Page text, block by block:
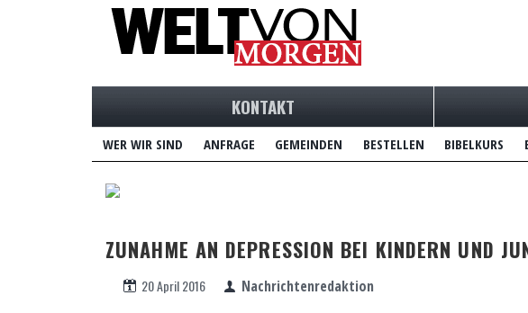
KONTAKT
WER WIR SIND ANFRAGE GEMEINDEN BESTELLEN BIBELKURS
ZUNAHME AN DEPRESSION BEI KINDERN UND
20 April 2016 Nachrichtenredaktion